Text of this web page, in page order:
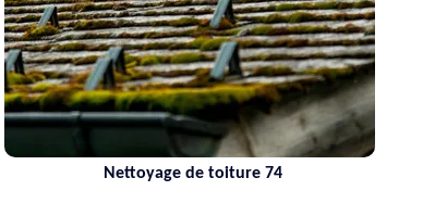
Nettoyage de toiture 74